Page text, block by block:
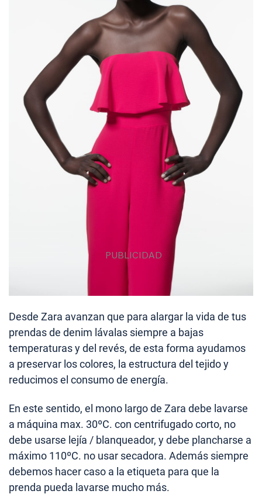
Desde Zara avanzan que para alargar la vida de tus
prendas de denim lávalas siempre a bajas
temperaturas y del revés, de esta forma ayudamos
a preservar los colores, la estructura del tejido y
reducimos el consumo de energía.
En este sentido, el mono largo de Zara debe lavarse
a máquina max. 30ºC. con centrifugado corto, no
debe usarse lejía / blanqueador, y debe plancharse a
máximo 110ºC. no usar secadora. Además siempre
debemos hacer caso a la etiqueta para que la
prenda pueda lavarse mucho más.